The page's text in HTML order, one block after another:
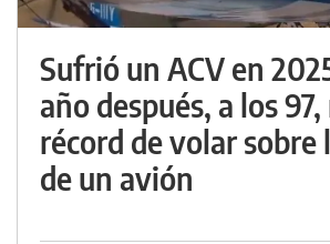
Sufrió un ACV en
año después, a los
récord de volar sobre
de un avión